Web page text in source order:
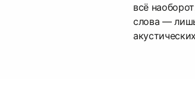
всё
слова —